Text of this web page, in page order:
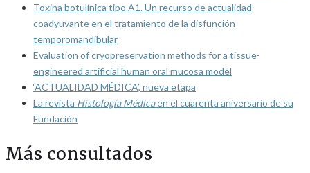
Toxina botulínica tipo A1. Un recurso de actualidad
coadyuvante en el tratamiento de la disfunción
temporomandibular
Evaluation of cryopreservation methods for a tissue-
engineered artificial human oral mucosa model
‘ACTUALIDAD MÉDICA’, nueva etapa
La revista Histología Médicaen el cuarenta aniversario de su
Fundación
Más consultados